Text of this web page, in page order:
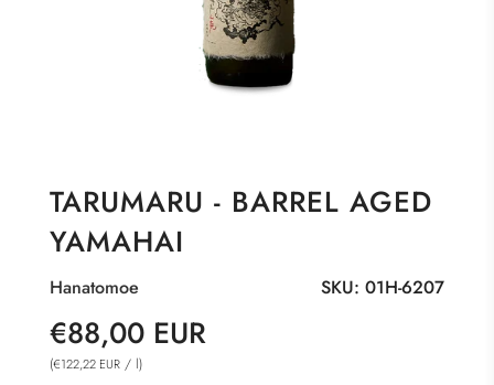
TARUMARU - BARREL AGED
YAMAHAI
SKU: 01H-6207
Hanatomoe
Sonderpreis
Normaler
Preis
€88,00 EUR
(€122,22 EUR / l)